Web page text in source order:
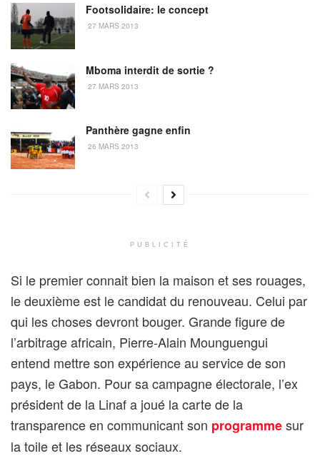
Footsolidaire: le concept
27 MARS 2013
Mboma interdit de sortie ?
27 MARS 2013
Panthère gagne enfin
26 MARS 2013
PUBLICITÉ
Si le premier connait bien la maison et ses rouages,
le deuxième est le candidat du renouveau. Celui par
qui les choses devront bouger. Grande figure de
l’arbitrage africain, Pierre-Alain Mounguengui
entend mettre son expérience au service de son
pays, le Gabon. Pour sa campagne électorale, l’ex
président de la Linaf a joué la carte de la
transparence en communicant son programmesur
la toile et les réseaux sociaux.